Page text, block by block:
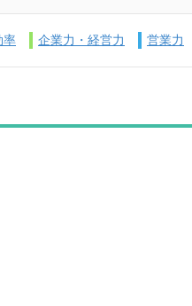
率 企業力・経営力 営業力